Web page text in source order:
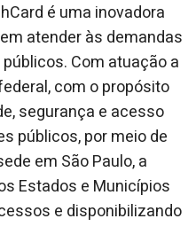
é uma inovadora
atender às demandas
Com atuação a
com o propósito
segurança e acesso
públicos, por meio de
em São Paulo, a
Estados e Municípios
e disponibilizando